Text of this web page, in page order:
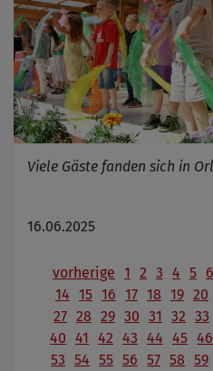
Viele Gäste fanden sich in
16.06.2025
vorherige 1 2 3 4 5 6
14 15 16 17 18 19 20
27 28 29 30 31 32 33
40 41 42 43 44 45 46
53 54 55 56 57 58 59